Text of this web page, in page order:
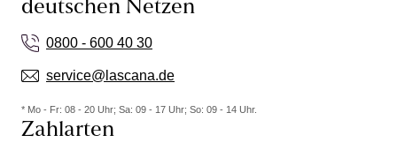
deutschen Netzen
0800 - 600 40 30
service@lascana.de
* Mo - Fr: 08 - 20 Uhr; Sa: 09 - 17 Uhr; So: 09 - 14 Uhr.
Zahlarten